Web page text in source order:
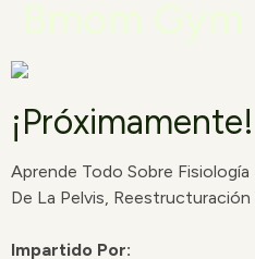
¡Próximamente!
Aprende Todo Sobre
De La Pelvis,
Impartido Por: